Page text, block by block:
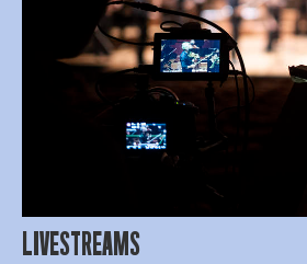
LIVESTREAMS